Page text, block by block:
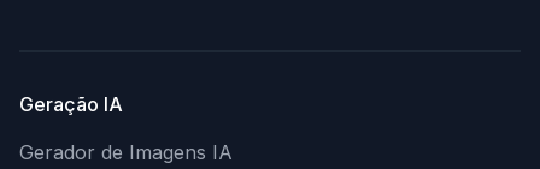
Geração IA
Gerador de Imagens IA